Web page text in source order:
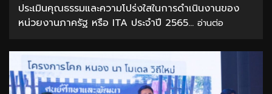
ประเมินคุณธรรมและความโปร่งใสในการดำเนินงานของ
หน่วยงานภาครัฐ หรือ ITA ประจำปี 2565... อ่านต่อ